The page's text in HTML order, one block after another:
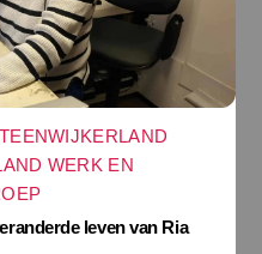
WERK EN
leven van Ria